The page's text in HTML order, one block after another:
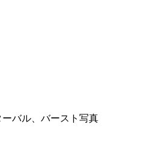
バル、バースト写真